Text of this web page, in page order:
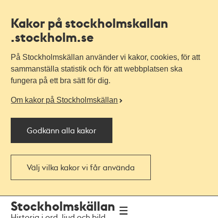
Kakor på stockholmskallan
.stockholm.se
På Stockholmskällan använder vi kakor, cookies, för att
sammanställa statistik och för att webbplatsen ska
fungera på ett bra sätt för dig.
Om kakor på Stockholmskällan
Godkänn alla kakor
Välj vilka kakor vi får använda
navigationen
huvudinnehållet
Stockholmskällan